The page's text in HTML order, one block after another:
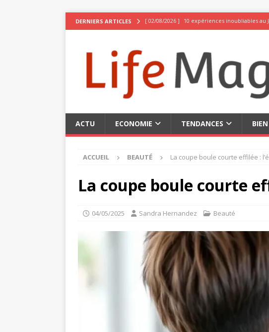
DERNIERS ARTICLES [ 02/08/2026 ] 10 expériences inoubliables au
[ 30/07/2026 ] Nos recommandations pour
[ 29/07/2026 ] 7 bienfaits du zinc pour la
[ 02/08/2026 ] La Suisse, berceau du
ACTU ECONOMIE TENDANCES
ACCUEIL BEAUTÉ La coupe boule courte effilée :
La coupe boule courte
04/05/2025 Sandra Hernandez Beauté